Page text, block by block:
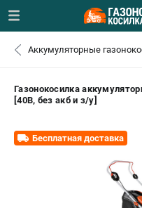
ЗАКАЗАТЬ ЗАПЧАСТЬ
0 ₽
Аккумуляторные
Газонокосилка
[40В, без акб и з/у]
Бесплатная доставка